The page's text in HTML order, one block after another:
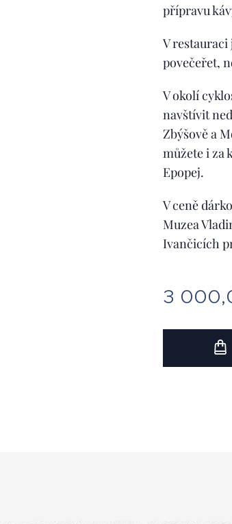
přípravu
V restauraci
povečeřet,
V okolí
navštívit
Zbýšově a
můžete i za
Epopej.
V ceně
Muzea
Ivančicích
3